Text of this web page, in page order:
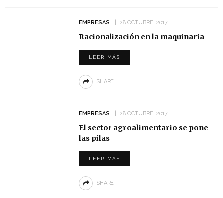
EMPRESAS 28 OCTUBRE, 2017
Racionalización en la maquinaria
LEER MÁS
SHARE
EMPRESAS 28 OCTUBRE, 2017
El sector agroalimentario se pone
las pilas
LEER MÁS
SHARE